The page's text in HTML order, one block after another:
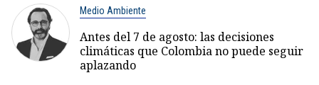
Medio Ambiente
Antes del 7 de agosto: las decisiones
climáticas que Colombia no puede seguir
aplazando